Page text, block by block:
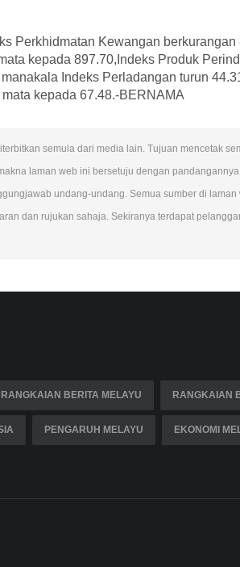
Perkhidmatan Kewangan
kepada 897.70,Indeks Produk
Indeks Perladangan turun
kepada 67.48.-BERNAMA
semula dari media lain. Tujuan mencetak
laman web ini bersetuju dengan
undang-undang. Semua sumber di
dan rujukan sahaja. Sekiranya terdapat
RANGKAIAN BERITA MELAYU RANGKAIAN
PENGARUH MELAYU EKONOMI